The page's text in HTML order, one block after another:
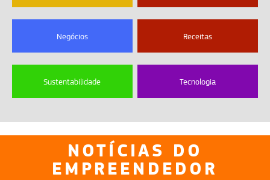
Negócios Receitas
Sustentabilidade Tecnologia
NOTÍCIAS DO
EMPREENDEDOR